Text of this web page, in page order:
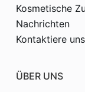
Kosmetische
Nachrichten
Kontaktiere uns
ÜBER UNS